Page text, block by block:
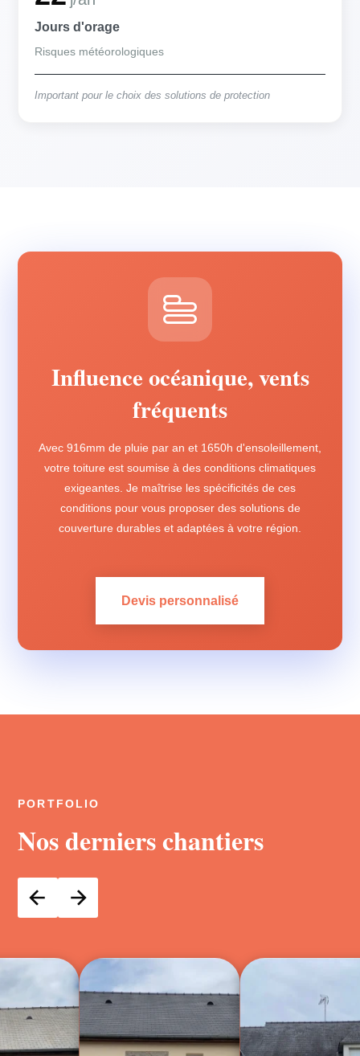
Jours d'orage
Risques météorologiques
Important pour le choix des solutions de protection
Influence océanique, vents
fréquents
Avec 916mm de pluie par an et 1650h d'ensoleillement,
votre toiture est soumise à des conditions climatiques
exigeantes. Je maîtrise les spécificités de ces
conditions pour vous proposer des solutions de
couverture durables et adaptées à votre région.
Devis personnalisé
PORTFOLIO
Nos derniers chantiers